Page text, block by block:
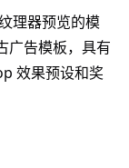
理器预览的模
广告模板，具有
效果预设和奖